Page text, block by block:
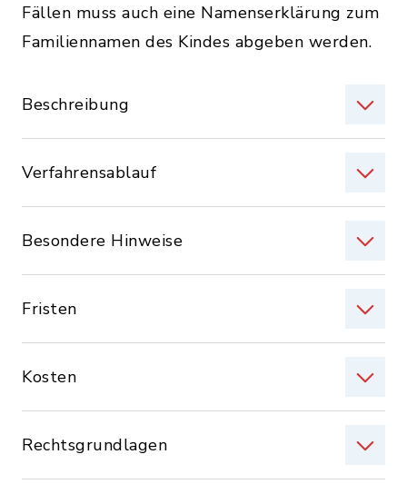
Fällen muss auch eine Namenserklärung zum
Familiennamen des Kindes abgeben werden.
Beschreibung
Verfahrensablauf
Besondere Hinweise
Fristen
Kosten
Rechtsgrundlagen